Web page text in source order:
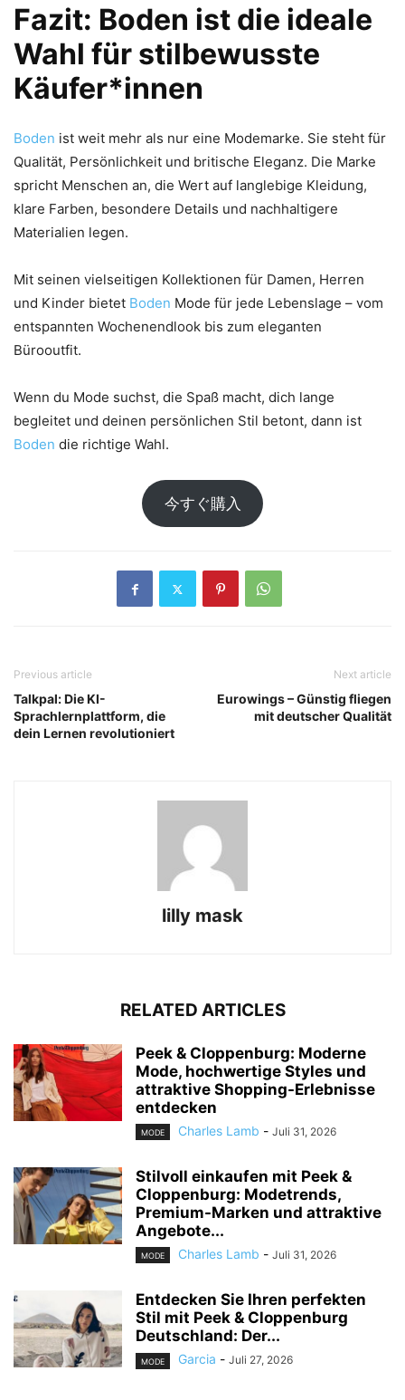
Fazit: Boden ist die ideale
Wahl für stilbewusste
Käufer*innen
Boden ist weit mehr als nur eine Modemarke. Sie steht für
Qualität, Persönlichkeit und britische Eleganz. Die Marke
spricht Menschen an, die Wert auf langlebige Kleidung,
klare Farben, besondere Details und nachhaltigere
Materialien legen.
Mit seinen vielseitigen Kollektionen für Damen, Herren
und Kinder bietet Boden Mode für jede Lebenslage – vom
entspannten Wochenendlook bis zum eleganten
Bürooutfit.
Wenn du Mode suchst, die Spaß macht, dich lange
begleitet und deinen persönlichen Stil betont, dann ist
Boden die richtige Wahl.
今すぐ購入
Previous article
Talkpal: Die KI-
Sprachlernplattform, die
dein Lernen revolutioniert
Next article
Eurowings – Günstig fliegen
mit deutscher Qualität
lilly mask
RELATED ARTICLES
Peek & Cloppenburg: Moderne
Mode, hochwertige Styles und
attraktive Shopping-Erlebnisse
entdecken
MODE Charles Lamb - Juli 31, 2026
Stilvoll einkaufen mit Peek &
Cloppenburg: Modetrends,
Premium-Marken und attraktive
Angebote...
MODE Charles Lamb - Juli 31, 2026
Entdecken Sie Ihren perfekten
Stil mit Peek & Cloppenburg
Deutschland: Der...
MODE Garcia - Juli 27, 2026